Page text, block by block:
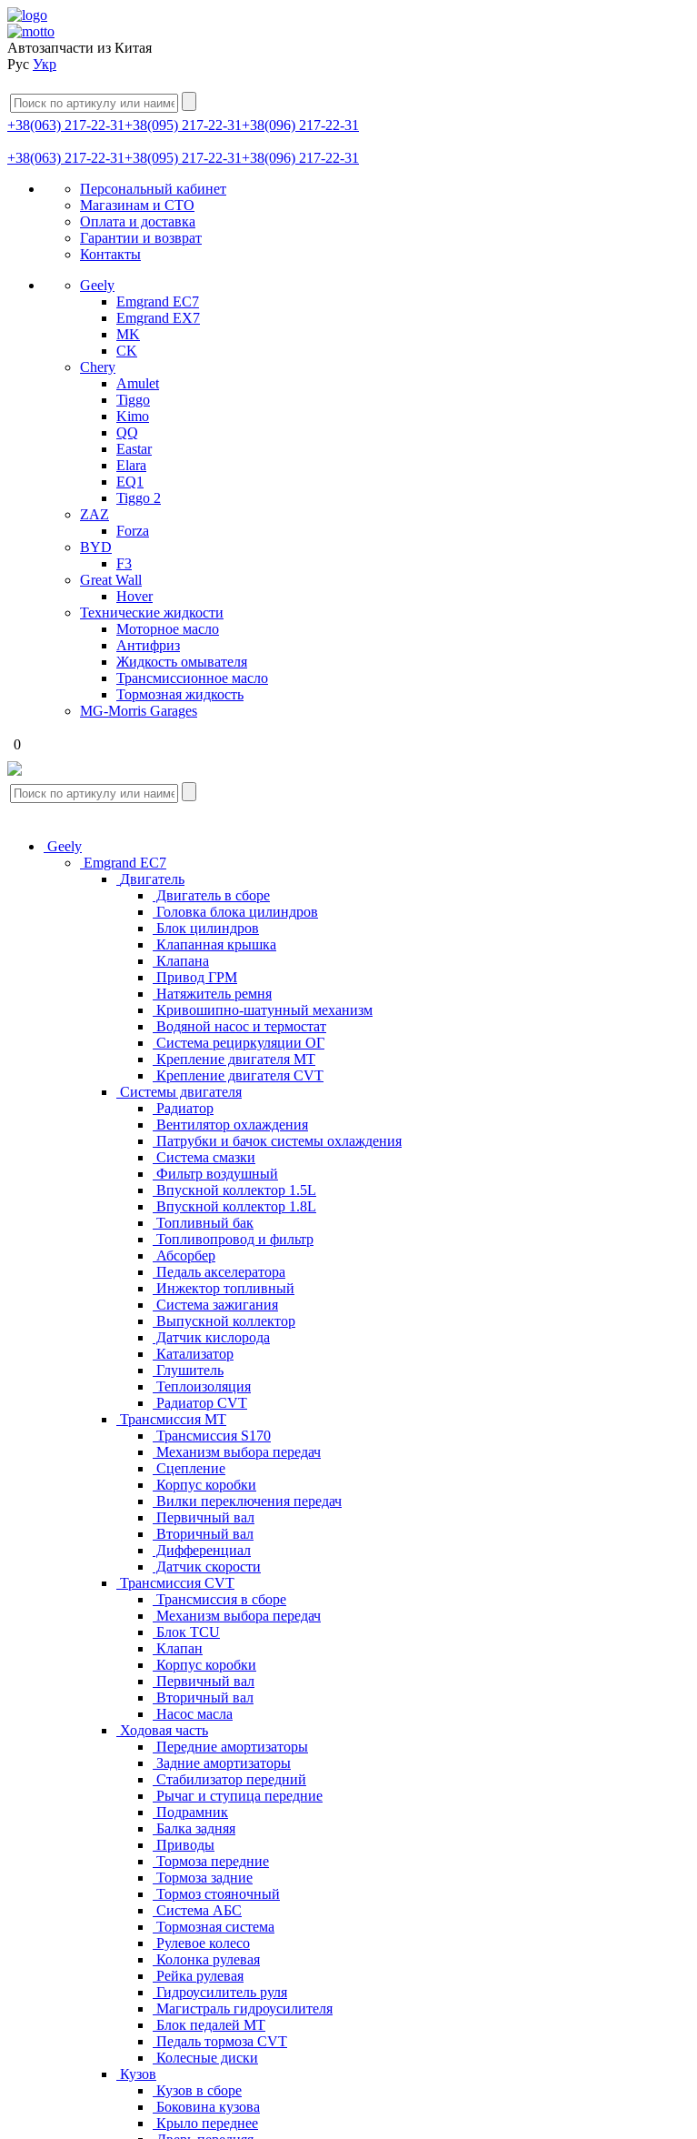
Автозапчасти из Китая
Рус Укр
+38(063) 217-22-31+38(095) 217-22-31+38(096) 217-22-31
+38(063) 217-22-31+38(095) 217-22-31+38(096) 217-22-31
Персональный кабинет
Магазинам и СТО
Оплата и доставка
Гарантии и возврат
Контакты
Geely
Emgrand EC7
Emgrand EX7
MK
CK
Chery
Amulet
Tiggo
Kimo
QQ
Eastar
Elara
EQ1
Tiggo 2
ZAZ
Forza
BYD
F3
Great Wall
Hover
Технические жидкости
Моторное масло
Антифриз
Жидкость омывателя
Трансмиссионное масло
Тормозная жидкость
MG-Morris Garages
0
Geely
Emgrand EC7
Двигатель
Двигатель в сборе
Головка блока цилиндров
Блок цилиндров
Клапанная крышка
Клапана
Привод ГРМ
Натяжитель ремня
Кривошипно-шатунный механизм
Водяной насос и термостат
Система рециркуляции ОГ
Крепление двигателя MT
Крепление двигателя CVT
Системы двигателя
Радиатор
Вентилятор охлаждения
Патрубки и бачок системы охлаждения
Система смазки
Фильтр воздушный
Впускной коллектор 1.5L
Впускной коллектор 1.8L
Топливный бак
Топливопровод и фильтр
Абсорбер
Педаль акселератора
Инжектор топливный
Система зажигания
Выпускной коллектор
Датчик кислорода
Катализатор
Глушитель
Теплоизоляция
Радиатор CVT
Трансмиссия MT
Трансмиссия S170
Механизм выбора передач
Сцепление
Корпус коробки
Вилки переключения передач
Первичный вал
Вторичный вал
Дифференциал
Датчик скорости
Трансмиссия CVT
Трансмиссия в сборе
Механизм выбора передач
Блок TCU
Клапан
Корпус коробки
Первичный вал
Вторичный вал
Насос масла
Ходовая часть
Передние амортизаторы
Задние амортизаторы
Стабилизатор передний
Рычаг и ступица передние
Подрамник
Балка задняя
Приводы
Тормоза передние
Тормоза задние
Тормоз стояночный
Система АБС
Тормозная система
Рулевое колесо
Колонка рулевая
Рейка рулевая
Гидроусилитель руля
Магистраль гидроусилителя
Блок педалей МТ
Педаль тормоза CVT
Колесные диски
Кузов
Кузов в сборе
Боковина кузова
Крыло переднее